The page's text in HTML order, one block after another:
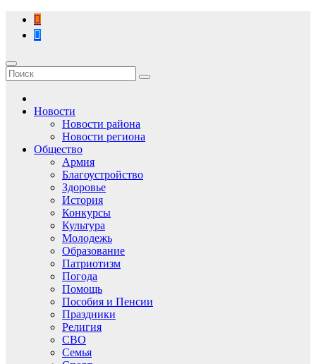
Перейти
содержимому
Новости
Новости района
Новости региона
Общество
Армия
Благоустройство
Здоровье
История
Конкурсы
Культура
Молодежь
Образование
Патриотизм
Погода
Помощь
Пособия и Пенсии
Праздники
Религия
СВО
Семья